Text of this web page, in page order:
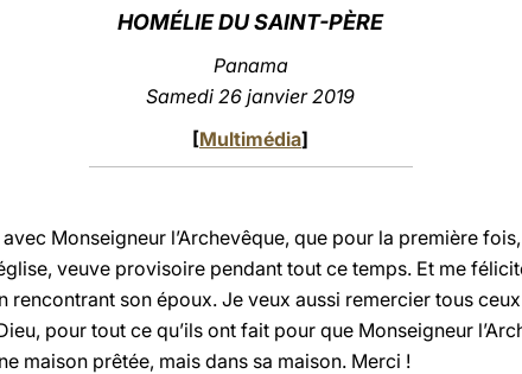
HOMÉLIE DU SAINT-PÈRE
Panama
Samedi 26 janvier 2019
[Multimédia]
Monseigneur l’Archevêque, que pour la première
veuve provisoire pendant tout ce temps. Et me
rencontrant son époux. Je veux aussi remercier tous
pour tout ce qu’ils ont fait pour que Monseigneur
maison prêtée, mais dans sa maison. Merci !